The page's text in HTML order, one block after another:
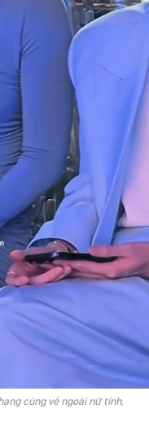
cùng vẻ ngoài nữ tính,